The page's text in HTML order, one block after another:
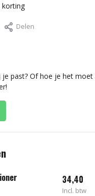
korting
Delen
past? Of hoe je het moet
34,40
Incl. btw